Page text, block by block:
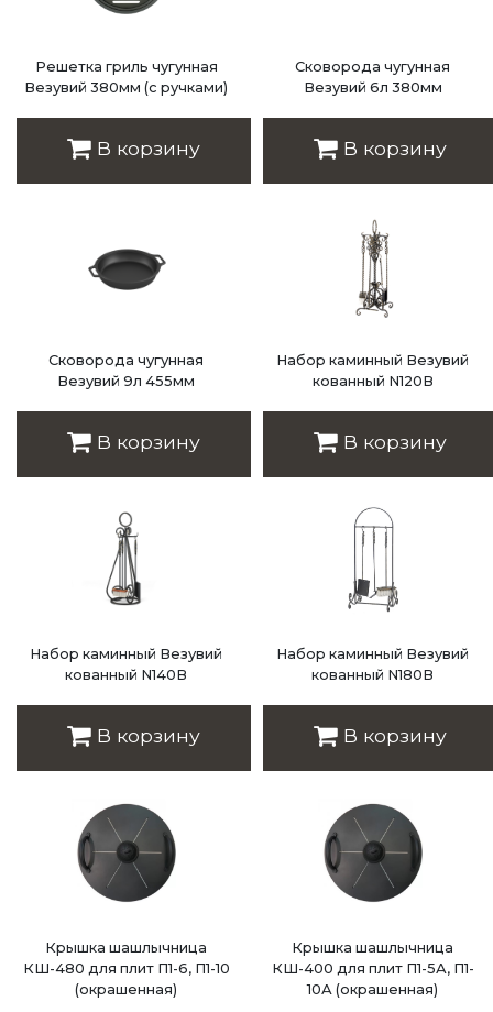
Решетка гриль чугунная
Везувий 380мм (с ручками)
В корзину
Сковорода чугунная
Везувий 6л 380мм
В корзину
Сковорода чугунная
Везувий 9л 455мм
В корзину
Набор каминный Везувий
кованный N120В
В корзину
Набор каминный Везувий
кованный N140В
В корзину
Набор каминный Везувий
кованный N180В
В корзину
Крышка шашлычница
КШ-480 для плит П1-6, П1-10
(окрашенная)
Крышка шашлычница
КШ-400 для плит П1-5А, П1-
10А (окрашенная)